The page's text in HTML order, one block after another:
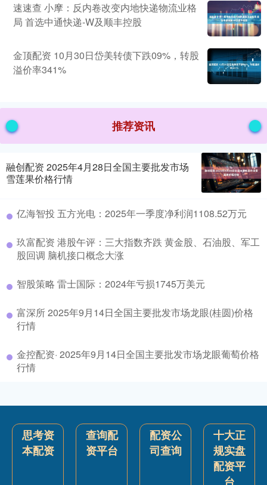
速速查 小摩：反内卷改变内地快递物流业格
局 首选中通快递-W及顺丰控股
金顶配资 10月30日岱美转债下跌09%，转股
溢价率341%
推荐资讯
融创配资 2025年4月28日全国主要批发市场
雪莲果价格行情
亿海智投 五方光电：2025年一季度净利润1108.52万元
玖富配资 港股午评：三大指数齐跌 黄金股、石油股、军工
股回调 脑机接口概念大涨
智股策略 雷士国际：2024年亏损1745万美元
富深所 2025年9月14日全国主要批发市场龙眼(桂圆)价格
行情
金控配资· 2025年9月14日全国主要批发市场龙眼葡萄价格
行情
思考资
本配资
查询配
资平台
配资公
司查询
十大正
规实盘
配资平
台